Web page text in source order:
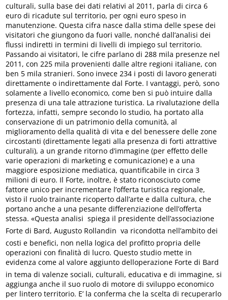
culturali, sulla base dei dati relativi al 2011, parla di circa 6
euro di ricadute sul territorio, per ogni euro speso in
manutenzione. Questa cifra nasce dalla stima delle spese dei
visitatori che giungono da fuori valle, nonché dall’analisi dei
flussi indiretti in termini di livelli di impiego sul territorio.
Passando ai visitatori, le cifre parlano di 288 mila presenze nel
2011, con 225 mila provenienti dalle altre regioni italiane, con
ben 5 mila stranieri. Sono invece 234 i posti di lavoro generati
direttamente o indirettamente dal Forte. I vantaggi, però, sono
solamente a livello economico, come ben si può intuire dalla
presenza di una tale attrazione turistica. La rivalutazione della
fortezza, infatti, sempre secondo lo studio, ha portato alla
conservazione di un patrimonio della comunità, al
miglioramento della qualità di vita e del benessere delle zone
circostanti (direttamente legati alla presenza di forti attrattive
culturali), a un grande ritorno d’immagine (per effetto delle
varie operazioni di marketing e comunicazione) e a una
maggiore esposizione mediatica, quantificabile in circa 3
milioni di euro. Il Forte, inoltre, è stato riconosciuto come
fattore unico per incrementare l’offerta turistica regionale,
visto il ruolo trainante ricoperto dall’arte e dalla cultura, che
portano anche a una pesante differenziazione dell’offerta
stessa. «Questa analisi  spiega il presidente dell’associazione
Forte di Bard, Augusto Rollandin  va ricondotta nell’ambito dei
costi e benefici, non nella logica del profitto propria delle
operazioni con finalità di lucro. Questo studio mette in
evidenza come al valore aggiunto delloperazione Forte di Bard
in tema di valenze sociali, culturali, educativa e di immagine, si
aggiunga anche il suo ruolo di motore di sviluppo economico
per lintero territorio. E’ la conferma che la scelta di recuperarlo